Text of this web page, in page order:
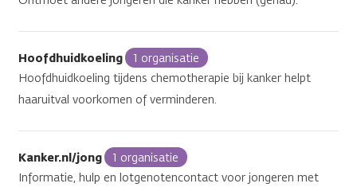
Hoofdhuidkoeling
1 organisatie
Hoofdhuidkoeling tijdens chemotherapie bij kanker helpt
haaruitval voorkomen of verminderen.
Kanker.nl/jong
1 organisatie
Informatie, hulp en lotgenotencontact voor jongeren met